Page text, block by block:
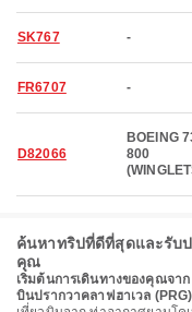
SK767 -
FR6707 -
D82066
BOEING
800
ค้นหาทริปที่ดีที่สุดและรับ
คุณ
เริ่มต้นการเดินทางของคุณจา
บินปรากวาคลาฟฮาเวล (PRG)